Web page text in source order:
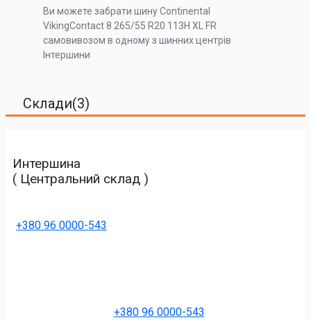
Ви можете забрати шину Continental
VikingContact 8 265/55 R20 113H XL FR
самовивозом в одному з шинних центрів
Інтершини
Склади(3)
Интершина
( Центральний склад )
+380 96 0000-543
+380 96 0000-543